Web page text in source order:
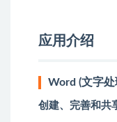
应用介绍
Word (文字
创建、完善和共